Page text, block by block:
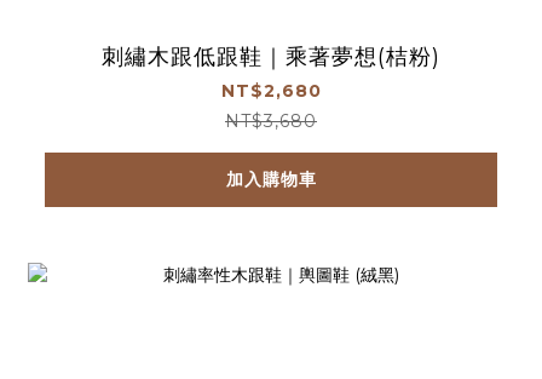
刺繡木跟低跟鞋｜乘著夢想(桔粉)
NT$2,680
NT$3,680
加入購物車